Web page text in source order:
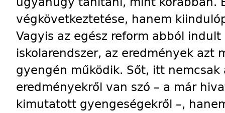
végkövetkeztetése, hanem
Vagyis az egész reform abból
iskolarendszer, az eredmények azt
gyengén működik. Sőt, itt nemcsak
eredményekről van szó – a már
kimutatott gyengeségekről –,